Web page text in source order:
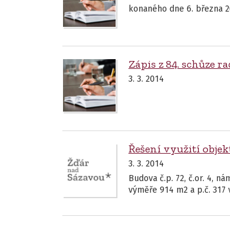
konaného dne 6. března
Zápis z 84. schůze
3. 3. 2014
Řešení využití
3. 3. 2014
Budova č.p. 72, č.or. 4,
výměře 914 m2 a p.č. 317